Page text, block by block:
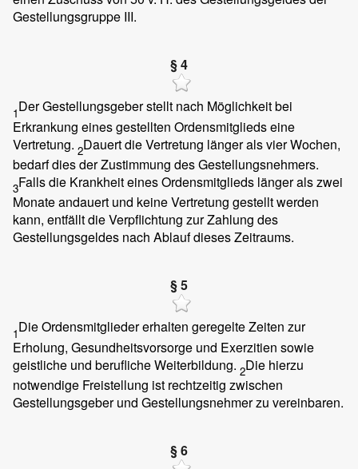
Gestellungsgruppe III.
§ 4
1Der Gestellungsgeber stellt nach Möglichkeit bei
Erkrankung eines gestellten Ordensmitglieds eine
Vertretung. 2Dauert die Vertretung länger als vier Wochen,
bedarf dies der Zustimmung des Gestellungsnehmers.
3Falls die Krankheit eines Ordensmitglieds länger als zwei
Monate andauert und keine Vertretung gestellt werden
kann, entfällt die Verpflichtung zur Zahlung des
Gestellungsgeldes nach Ablauf dieses Zeitraums.
§ 5
1Die Ordensmitglieder erhalten geregelte Zeiten zur
Erholung, Gesundheitsvorsorge und Exerzitien sowie
geistliche und berufliche Weiterbildung. 2Die hierzu
notwendige Freistellung ist rechtzeitig zwischen
Gestellungsgeber und Gestellungsnehmer zu vereinbaren.
§ 6